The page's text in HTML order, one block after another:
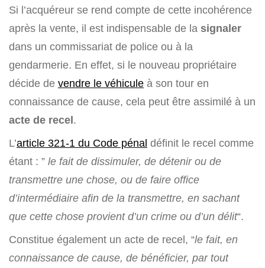
Si l’acquéreur se rend compte de cette incohérence
après la vente, il est indispensable de la signaler
dans un commissariat de police ou à la
gendarmerie. En effet, si le nouveau propriétaire
décide de vendre le véhicule à son tour en
connaissance de cause, cela peut être assimilé à un
acte de recel.
L’article 321-1 du Code pénal définit le recel comme
étant : ” le fait de dissimuler, de détenir ou de
transmettre une chose, ou de faire office
d’intermédiaire afin de la transmettre, en sachant
que cette chose provient d’un crime ou d’un délit“.
Constitue également un acte de recel, “le fait, en
connaissance de cause, de bénéficier, par tout